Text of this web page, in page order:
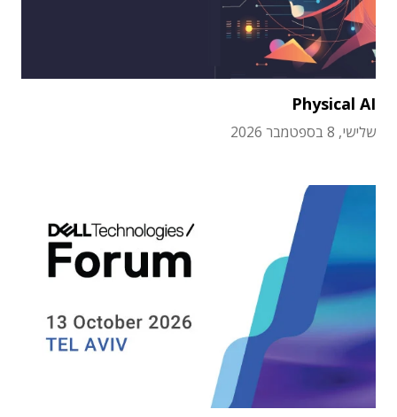
Physical AI
שלישי, 8 בספטמבר 2026